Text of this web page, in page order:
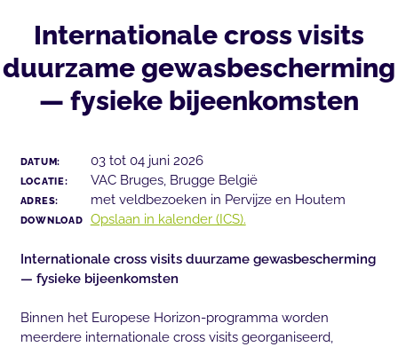
Internationale cross visits
duurzame gewasbescherming
— fysieke bijeenkomsten
DATUM: 03 tot 04 juni 2026
LOCATIE: VAC Bruges, Brugge België
ADRES: met veldbezoeken in Pervijze en Houtem
DOWNLOAD Opslaan in kalender (ICS).
Internationale cross visits duurzame gewasbescherming
— fysieke bijeenkomsten
Binnen het Europese Horizon-programma worden
meerdere internationale cross visits georganiseerd,